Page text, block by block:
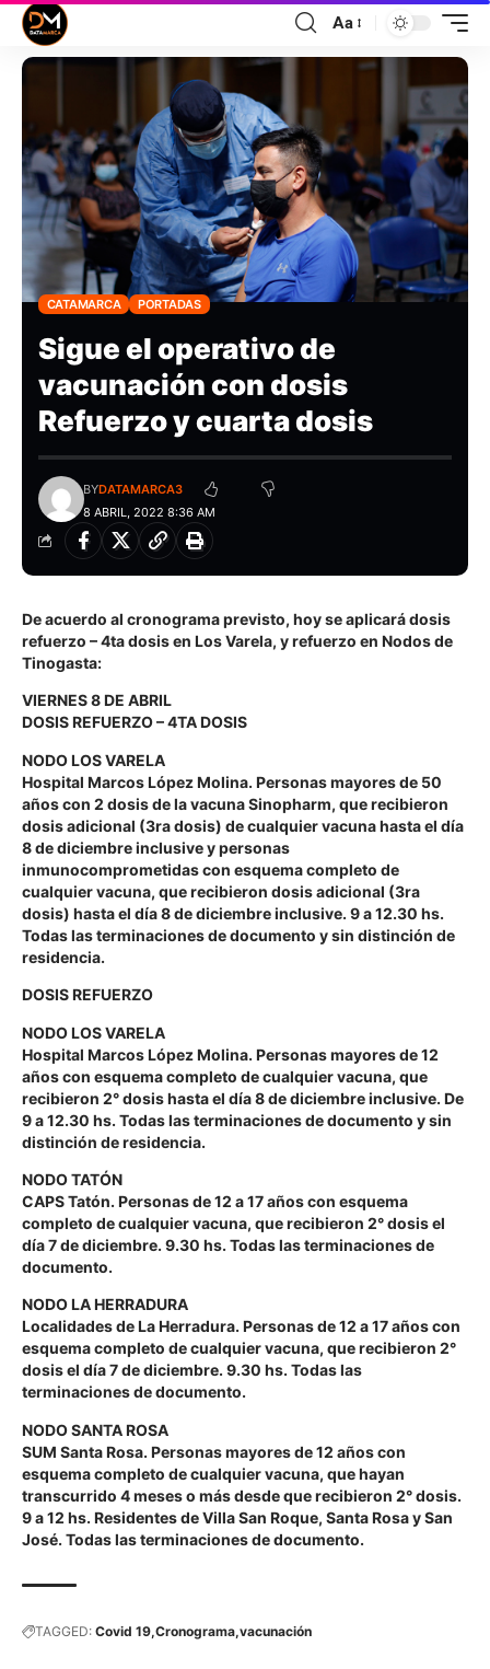
Aa
CATAMARCA PORTADAS
Sigue el operativo de
vacunación con dosis
Refuerzo y cuarta dosis
8 ABRIL, 2022 8:36 AM
BYDATAMARCA3
De acuerdo al cronograma previsto, hoy se aplicará dosis
refuerzo – 4ta dosis en Los Varela, y refuerzo en Nodos de
Tinogasta:
VIERNES 8 DE ABRIL
DOSIS REFUERZO – 4TA DOSIS
NODO LOS VARELA
Hospital Marcos López Molina. Personas mayores de 50
años con 2 dosis de la vacuna Sinopharm, que recibieron
dosis adicional (3ra dosis) de cualquier vacuna hasta el día
8 de diciembre inclusive y personas
inmunocomprometidas con esquema completo de
cualquier vacuna, que recibieron dosis adicional (3ra
dosis) hasta el día 8 de diciembre inclusive. 9 a 12.30 hs.
Todas las terminaciones de documento y sin distinción de
residencia.
DOSIS REFUERZO
NODO LOS VARELA
Hospital Marcos López Molina. Personas mayores de 12
años con esquema completo de cualquier vacuna, que
recibieron 2° dosis hasta el día 8 de diciembre inclusive. De
9 a 12.30 hs. Todas las terminaciones de documento y sin
distinción de residencia.
NODO TATÓN
CAPS Tatón. Personas de 12 a 17 años con esquema
completo de cualquier vacuna, que recibieron 2° dosis el
día 7 de diciembre. 9.30 hs. Todas las terminaciones de
documento.
NODO LA HERRADURA
Localidades de La Herradura. Personas de 12 a 17 años con
esquema completo de cualquier vacuna, que recibieron 2°
dosis el día 7 de diciembre. 9.30 hs. Todas las
terminaciones de documento.
NODO SANTA ROSA
SUM Santa Rosa. Personas mayores de 12 años con
esquema completo de cualquier vacuna, que hayan
transcurrido 4 meses o más desde que recibieron 2° dosis.
9 a 12 hs. Residentes de Villa San Roque, Santa Rosa y San
José. Todas las terminaciones de documento.
TAGGED: Covid 19 Cronograma vacunación